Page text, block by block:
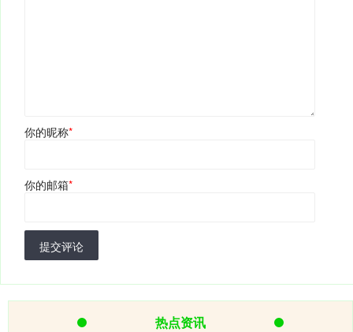
你的昵称*
你的邮箱*
提交评论
热点资讯